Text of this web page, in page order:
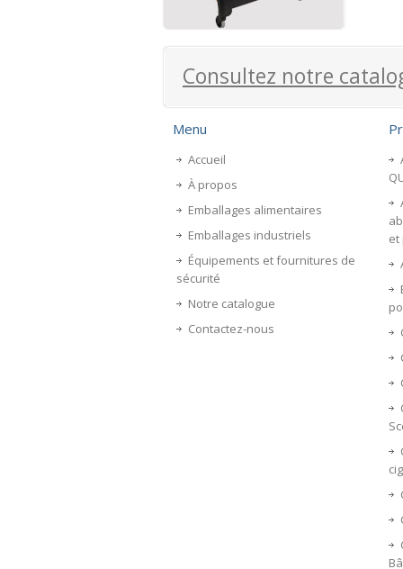
Consultez notre
Menu
Accueil
À propos
Emballages alimentaires
Emballages industriels
Équipements et fournitures de
sécurité
Notre catalogue
Contactez-nous
et